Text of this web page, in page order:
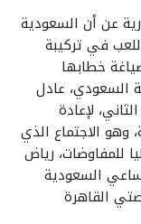
عن أن السعودية
في تركيبة
خطابها
السعودي، عادل
لإعادة
وهو الاجتماع الذي
للمفاوضات، رياض
السعودية
القاهرة